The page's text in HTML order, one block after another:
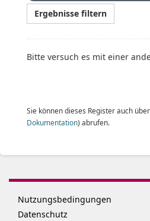
Ergebnisse filtern
Bitte versuch es mit einer
Sie können dieses Register auch
Dokumentation) abrufen.
Nutzungsbedingungen
Datenschutz